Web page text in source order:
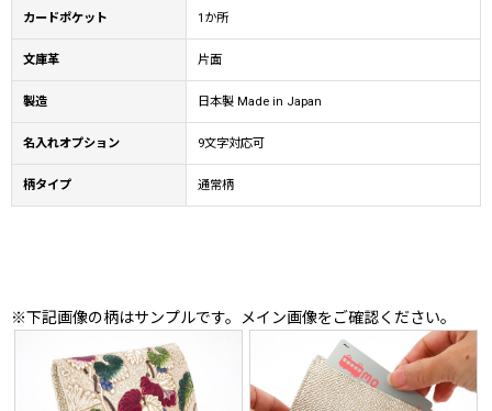
カードポケット 1か所
文庫革 片面
製造 日本製 Made in Japan
名入れオプション 9文字対応可
柄タイプ 通常柄
※下記画像の柄はサンプルです。メイン画像をご確認ください。